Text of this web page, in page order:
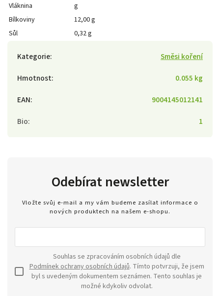
Vláknina
g
Bílkoviny
12,00 g
Sůl
0,32 g
Kategorie:
Směsi koření
Hmotnost:
0.055 kg
EAN:
9004145012141
Bio: 1
Odebírat newsletter
Vložte svůj e-mail a my vám budeme zasílat informace o
nových produktech na našem e-shopu.
Podmínek ochrany osobních údajů. Tímto potvrzuji, že jsem
byl s uvedeným dokumentem seznámen. Tento souhlas je
možné kdykoliv odvolat.